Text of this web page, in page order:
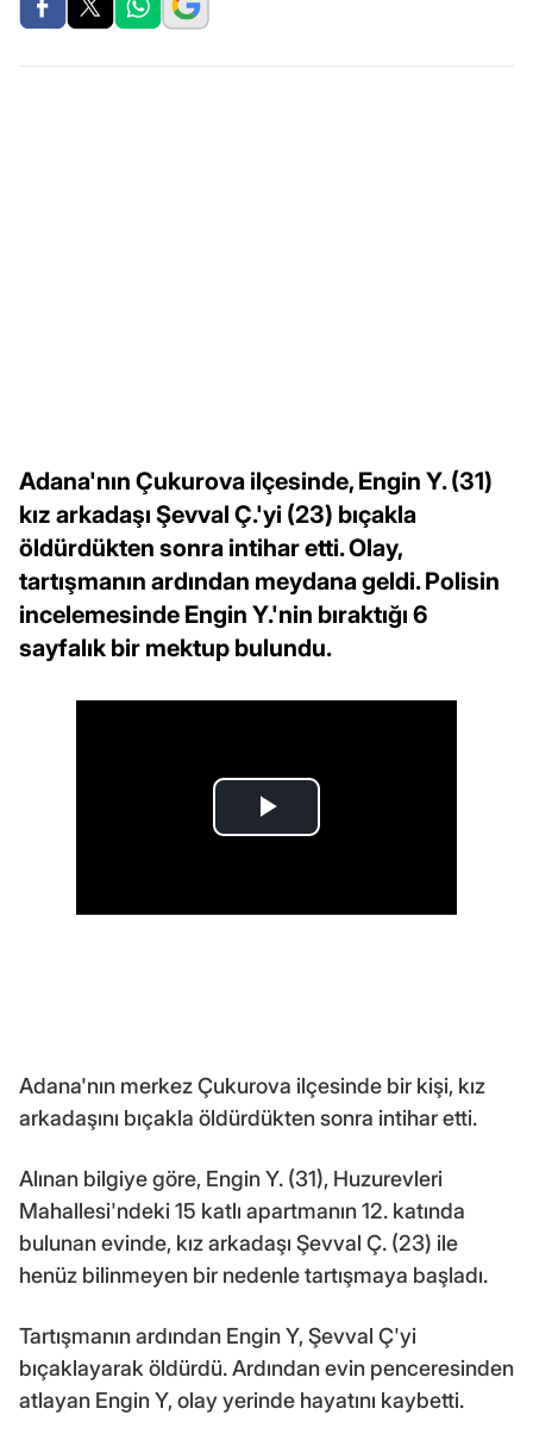
Adana'nın Çukurova ilçesinde, Engin Y. (31)
kız arkadaşı Şevval Ç.'yi (23) bıçakla
öldürdükten sonra intihar etti. Olay,
tartışmanın ardından meydana geldi. Polisin
incelemesinde Engin Y.'nin bıraktığı 6
sayfalık bir mektup bulundu.
Adana'nın merkez Çukurova ilçesinde bir kişi, kız
arkadaşını bıçakla öldürdükten sonra intihar etti.
Alınan bilgiye göre, Engin Y. (31), Huzurevleri
Mahallesi'ndeki 15 katlı apartmanın 12. katında
bulunan evinde, kız arkadaşı Şevval Ç. (23) ile
henüz bilinmeyen bir nedenle tartışmaya başladı.
Tartışmanın ardından Engin Y, Şevval Ç'yi
bıçaklayarak öldürdü. Ardından evin penceresinden
atlayan Engin Y, olay yerinde hayatını kaybetti.